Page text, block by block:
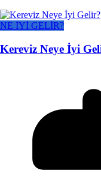
NE İYİ GELİR?
Kereviz Neye İyi